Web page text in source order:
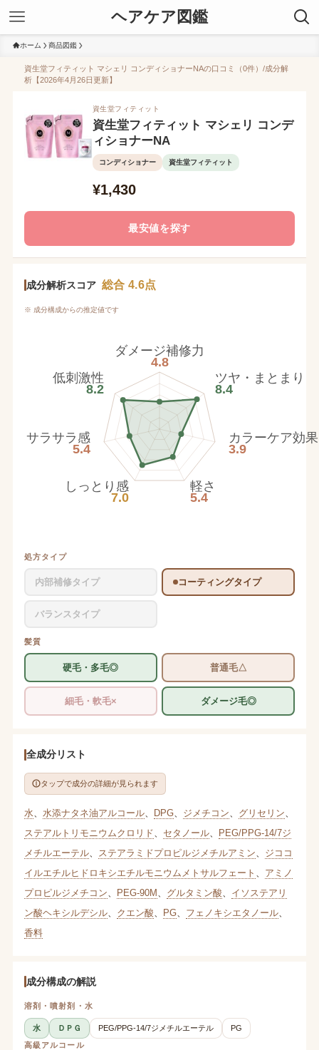
ヘアケア図鑑
ホーム 商品図鑑
資生堂フィティット マシェリ コンディショナーNAの口コミ（0件）/成分解
析【2026年4月26日更新】
資生堂フィティット
資生堂フィティット マシェリ コンデ
ィショナーNA
コンディショナー 資生堂フィティット
¥1,430
最安値を探す
成分解析スコア 総合 4.6点
※ 成分構成からの推定値です
ダメージ補修力
4.8
ツヤ・まとまり
8.4
カラーケア効果
3.9
軽さ
5.4
しっとり感
7.0
サラサラ感
5.4
低刺激性
8.2
処方タイプ
内部補修タイプ コーティングタイプ
バランスタイプ
髪質
硬毛・多毛◎ 普通毛△
細毛・軟毛× ダメージ毛◎
全成分リスト
タップで成分の詳細が見られます
水 水添ナタネ油アルコール、 DPG、 ジメチコン グリセリン
ステアルトリモニウムクロリド
セタノール、 PEG/PPG-14/7ジ
メチルエーテル、 ステアラミドプロピルジメチルアミン
ジココ
イルエチルヒドロキシエチルモニウムメトサルフェート
アミノ
プロピルジメチコン
PEG-90M グルタミン酸
イソステアリ
ン酸ヘキシルデシル、 クエン酸 PG、 フェノキシエタノール、
香料
成分構成の解説
溶剤・噴射剤・水
水 ＤＰＧ PEG/PPG-14/7ジメチルエーテル
PG
高級アルコール